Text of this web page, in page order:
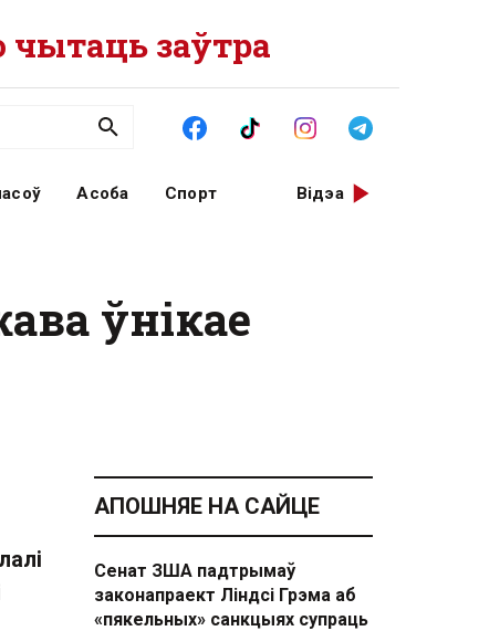
заўтра
Асоба Спорт Відэа
ўнікае
АПОШНЯЕ НА САЙЦЕ
Сенат ЗША падтрымаў
законапраект Ліндсі Грэма аб
«пякельных» санкцыях супраць